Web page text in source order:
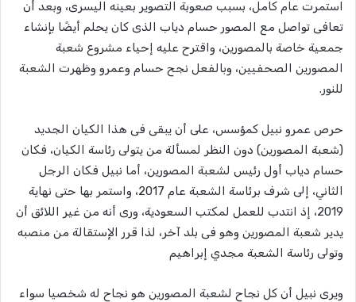
استمرت عام كامل، بسبب صعوبة التصوير بعينه اليسرى، وبعد أن
تعافى تواصل مع المصور حسام دياب الذى كان يحلم أيضًا بإنشاء
جمعية خاصة بالمصورين، واقترح عليه إحياء مشروع شعبة
المصورين الصحفيين، وبالفعل نجح حسام وعمرو وظهرت الشعبة
للنور.
حرص عمرو نبيل كمؤسس، على أن يبقى فى هذا الكيان الجديد
(شعبة المصورين) دون النظر لمسألة من يتولى رئاسة الكيان، فكان
حسام دياب أول رئيس لشعبة المصورين، أما نبيل فكان الرجل
الثاني، إلى شرف برئاسة الشعبة عام 2017، واستمر بها حتى نهاية
2019، إذ انتدب للعمل لمكتب السعودية، ورى أنه من غير اللائق أن
يدير شعبة المصورين وهو فى بلد آخر، لذا قرر الإستقالة من منصبه
وتولى رئاسة الشعبة مجدي إبراهيم
ويرى نبيل أن كل نجاح لشعبة المصورين هو نجاح له شخصيا سواء